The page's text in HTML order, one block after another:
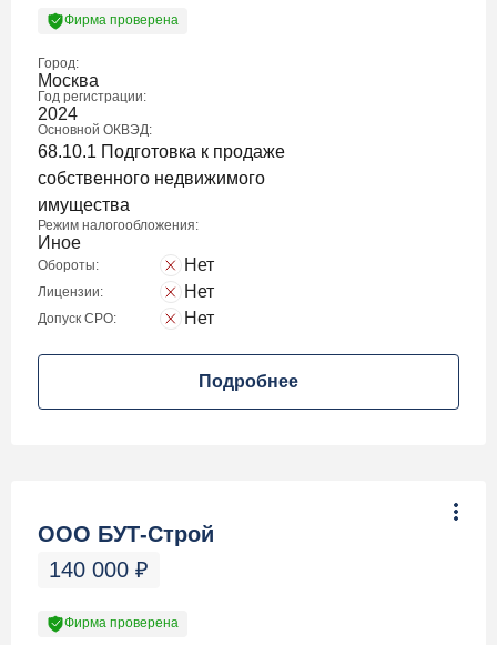
Фирма проверена
Город:
Москва
Год регистрации:
2024
Основной ОКВЭД:
68.10.1 Подготовка к продаже
собственного недвижимого
имущества
Режим налогообложения:
Иное
Обороты: Нет
Лицензии: Нет
Допуск СРО: Нет
Подробнее
ООО БУТ-Строй
140 000 ₽
Фирма проверена